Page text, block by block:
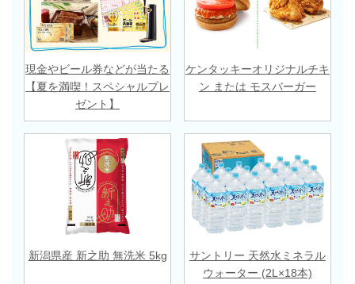
現金やビール券などが当たる
【夏を満喫！スペシャルプレ
ゼント】
ケンタッキーオリジナルチキ
ン または モスバーガー
新潟県産 新之助 無洗米 5kg
サントリー 天然水ミネラル
ウォーター (2L×18本)